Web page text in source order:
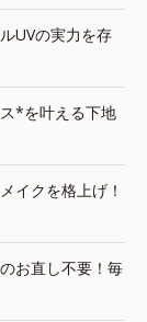
UVの実力を存
*を叶える下地
イクを格上げ！
お直し不要！毎